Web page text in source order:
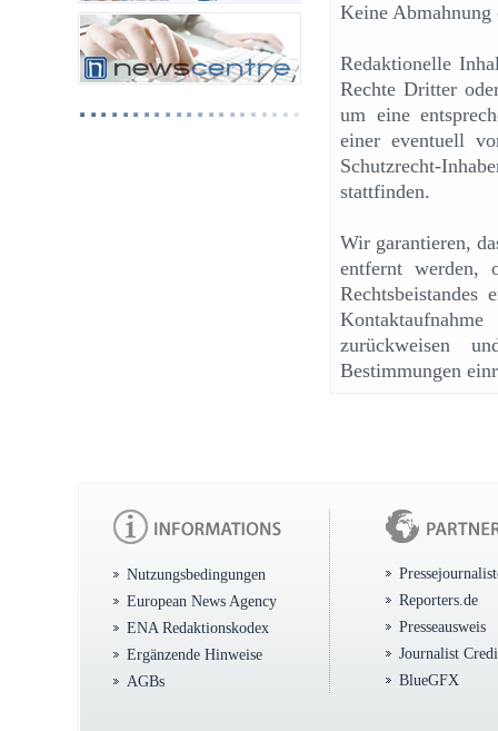
Keine
Redaktionelle
Rechte Dritter
um eine
einer eventuell
Schutzrecht-
stattfinden.
Wir garantieren,
entfernt werden,
zurückweisen
Bestimmungen
Nutzungsbedingungen
European News Agency
ENA Redaktionskodex
Ergänzende Hinweise
AGBs
Reporters.de
Presseausweis
Journalist
BlueGFX